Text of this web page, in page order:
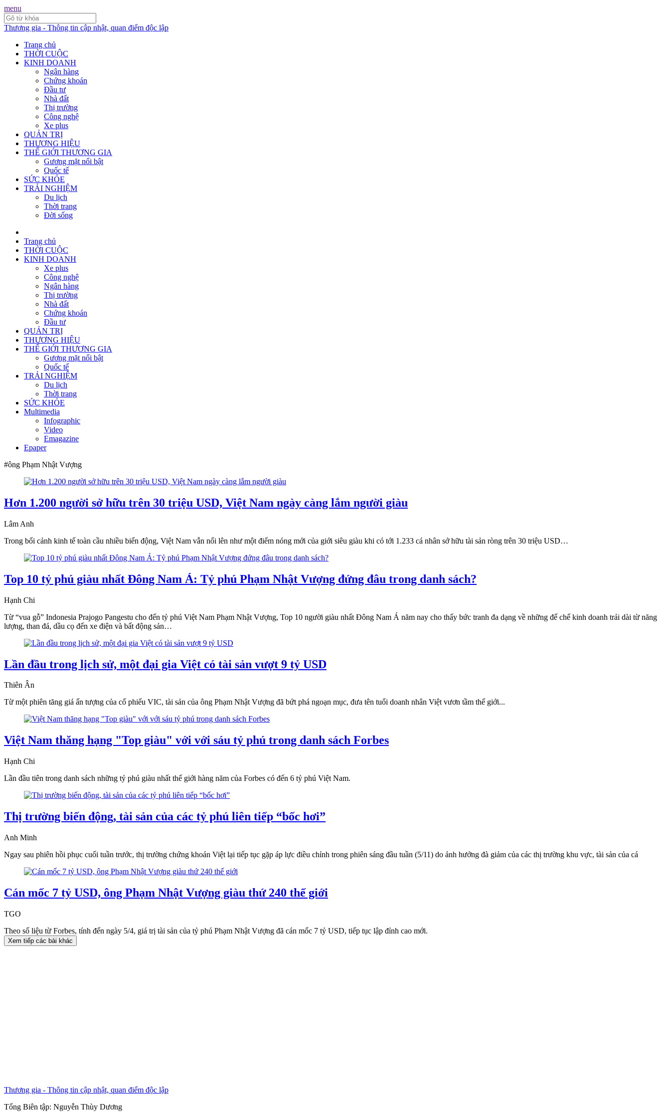
menu
Thương gia - Thông tin cập nhật, quan điểm độc lập
Trang chủ
THỜI CUỘC
KINH DOANH
Ngân hàng
Chứng khoán
Đầu tư
Nhà đất
Thị trường
Công nghệ
Xe plus
QUẢN TRỊ
THƯƠNG HIỆU
THẾ GIỚI THƯƠNG GIA
Gương mặt nổi bật
Quốc tế
SỨC KHỎE
TRẢI NGHIỆM
Du lịch
Thời trang
Đời sống
Trang chủ
THỜI CUỘC
KINH DOANH
Xe plus
Công nghệ
Ngân hàng
Thị trường
Nhà đất
Chứng khoán
Đầu tư
QUẢN TRỊ
THƯƠNG HIỆU
THẾ GIỚI THƯƠNG GIA
Gương mặt nổi bật
Quốc tế
TRẢI NGHIỆM
Du lịch
Thời trang
SỨC KHỎE
Multimedia
Infographic
Video
Emagazine
Epaper
#ông Phạm Nhật Vượng
Hơn 1.200 người sở hữu trên 30 triệu USD, Việt Nam ngày càng lắm người giàu
Lâm Anh
Trong bối cảnh kinh tế toàn cầu nhiều biến động, Việt Nam vẫn nổi lên như một điểm nóng mới của giới siêu giàu khi có tới 1.233 cá nhân sở hữu tài sản ròng trên 30 triệu USD…
Top 10 tỷ phú giàu nhất Đông Nam Á: Tỷ phú Phạm Nhật Vượng đứng đâu trong danh sách?
Hạnh Chi
Từ “vua gỗ” Indonesia Prajogo Pangestu cho đến tỷ phú Việt Nam Phạm Nhật Vượng, Top 10 người giàu nhất Đông Nam Á năm nay cho thấy bức tranh đa dạng về những đế chế kinh doanh trải dài từ năng
lượng, than đá, dầu cọ đến xe điện và bất động sản…
Lần đầu trong lịch sử, một đại gia Việt có tài sản vượt 9 tỷ USD
Thiên Ân
Từ một phiên tăng giá ấn tượng của cổ phiếu VIC, tài sản của ông Phạm Nhật Vượng đã bứt phá ngoạn mục, đưa tên tuổi doanh nhân Việt vươn tầm thế giới...
Việt Nam thăng hạng "Top giàu" với với sáu tỷ phú trong danh sách Forbes
Hạnh Chi
Lần đầu tiên trong danh sách những tỷ phú giàu nhất thế giới hàng năm của Forbes có đến 6 tỷ phú Việt Nam.
Thị trường biến động, tài sản của các tỷ phú liên tiếp “bốc hơi”
Anh Minh
Ngay sau phiên hồi phục cuối tuần trước, thị trường chứng khoán Việt lại tiếp tục gặp áp lực điều chỉnh trong phiên sáng đầu tuần (5/11) do ảnh hưởng đà giảm của các thị trường khu vực, tài sản của cá
Cán mốc 7 tỷ USD, ông Phạm Nhật Vượng giàu thứ 240 thế giới
TGO
Theo số liệu từ Forbes, tính đến ngày 5/4, giá trị tài sản của tỷ phú Phạm Nhật Vượng đã cán mốc 7 tỷ USD, tiếp tục lập đỉnh cao mới.
Xem tiếp các bài khác
Thương gia - Thông tin cập nhật, quan điểm độc lập
Tổng Biên tập: Nguyễn Thùy Dương